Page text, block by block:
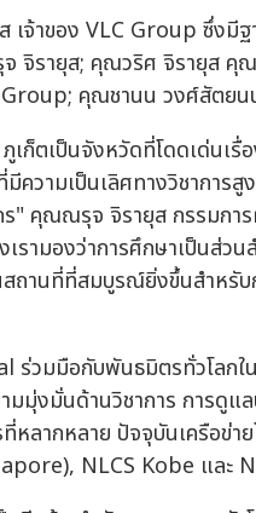
เจ้าของ VLC Group ซึ่ง
จ จิรายุส; คุณวริศ จิรายุส
Group; คุณชานน วงศ์สัต
เก็ตเป็นจังหวัดที่โดดเด่น
ความเป็นเลิศทางวิชาการ
" คุณณรุจ จิรายุส กรรมกา
เรามองว่าการศึกษาเป็นส่ว
สถานที่ที่สมบูรณ์ยิ่งขึ้นสำหรั
วมมือกับพันธมิตรทั่วโลกใ
มมุ่งมั่นด้านวิชาการ การดูแ
หลากหลาย ปัจจุบันเครือข่า
NLCS Kobe และ